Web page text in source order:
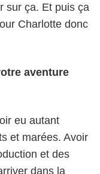
sur ça. Et puis ça
Charlotte donc
aventure
eu autant
et marées. Avoir
et des
dans la